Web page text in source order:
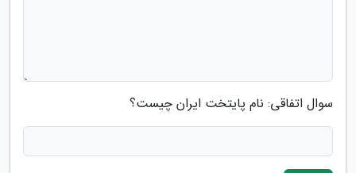
سوال اتفاقی: نام پایتخت ایران چیست؟